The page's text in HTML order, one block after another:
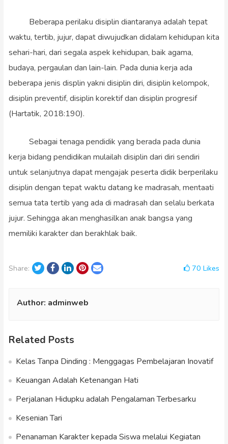
Beberapa perilaku disiplin diantaranya adalah tepat
waktu, tertib, jujur, dapat diwujudkan didalam kehidupan kita
sehari-hari, dari segala aspek kehidupan, baik agama,
budaya, pergaulan dan lain-lain. Pada dunia kerja ada
beberapa jenis displin yakni disiplin diri, disiplin kelompok,
disiplin preventif, disiplin korektif dan disiplin progresif
(Hartatik, 2018:190).
Sebagai tenaga pendidik yang berada pada dunia
kerja bidang pendidikan mulailah disiplin dari diri sendiri
untuk selanjutnya dapat mengajak peserta didik berperilaku
disiplin dengan tepat waktu datang ke madrasah, mentaati
semua tata tertib yang ada di madrasah dan selalu berkata
jujur. Sehingga akan menghasilkan anak bangsa yang
memiliki karakter dan berakhlak baik.
Share: TwitterFacebook
LinkedInPinterest
Email 70Likes
Author: adminweb
Related Posts
Kelas Tanpa Dinding : Menggagas Pembelajaran Inovatif
Keuangan Adalah Ketenangan Hati
Perjalanan Hidupku adalah Pengalaman Terbesarku
Kesenian Tari
Penanaman Karakter kepada Siswa melalui Kegiatan